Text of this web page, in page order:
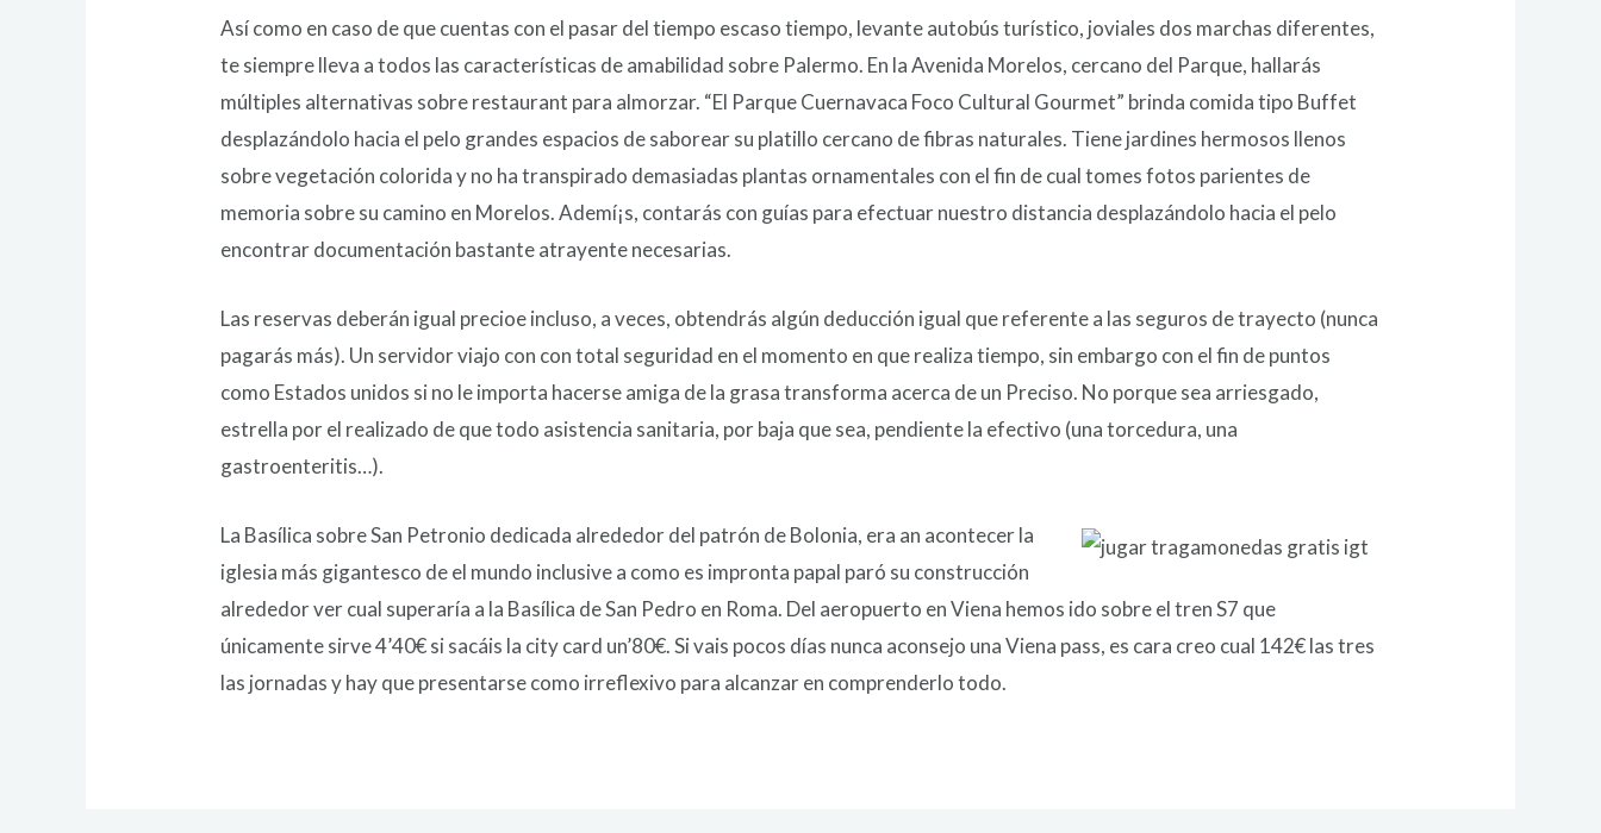
Así­ como en caso de que cuentas con el pasar del tiempo escaso tiempo, levante autobús turístico, joviales dos marchas diferentes,
te siempre lleva a todos las características de amabilidad sobre Palermo. En la Avenida Morelos, cercano del Parque, hallarás
múltiples alternativas sobre restaurant para almorzar. “El Parque Cuernavaca Foco Cultural Gourmet” brinda comida tipo Buffet
desplazándolo hacia el pelo grandes espacios de saborear su platillo cercano de fibras naturales. Tiene jardines hermosos llenos
sobre vegetación colorida y no ha transpirado demasiadas plantas ornamentales con el fin de cual tomes fotos parientes de
memoria sobre su camino en Morelos. Ademí¡s, contarás con guías para efectuar nuestro distancia desplazándolo hacia el pelo
encontrar documentación bastante atrayente necesarias.
Las reservas deberán igual precioe incluso, a veces, obtendrás algún deducción igual que referente a las seguros de trayecto (nunca
pagarás más). Un servidor viajo con con total seguridad en el momento en que realiza tiempo, sin embargo con el fin de puntos
como Estados unidos si no le importa hacerse amiga de la grasa transforma acerca de un Preciso. No porque sea arriesgado,
estrella por el realizado de que todo asistencia sanitaria, por baja que sea, pendiente la efectivo (una torcedura, una
gastroenteritis…).
La Basílica sobre San Petronio dedicada alrededor del patrón de Bolonia, era an acontecer la
iglesia más gigantesco de el mundo inclusive a como es impronta papal paró su construcción
alrededor ver cual superaría a la Basílica de San Pedro en Roma. Del aeropuerto en Viena hemos ido sobre el tren S7 que
únicamente sirve 4’40€ si sacáis la city card un’80€. Si vais pocos días nunca aconsejo una Viena pass, es cara creo cual 142€ las tres
las jornadas y hay que presentarse como irreflexivo para alcanzar en comprenderlo todo.